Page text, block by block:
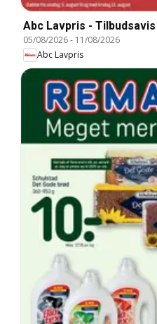
Abc Lavpris - Tilbudsavis
05/08/2026- 11/08/2026
Abc Lavpris